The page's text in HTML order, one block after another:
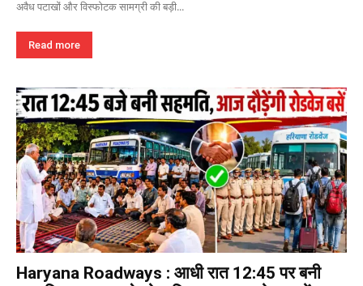
अवैध पटाखों और विस्फोटक सामग्री की बड़ी...
Read more
Haryana Roadways : आधी रात 12:45 पर बनी